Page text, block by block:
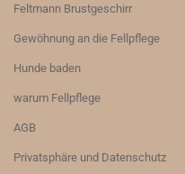
Feltmann Brustgeschirr
Gewöhnung an die Fellpflege
Hunde baden
warum Fellpflege
AGB
Privatsphäre und Datenschutz